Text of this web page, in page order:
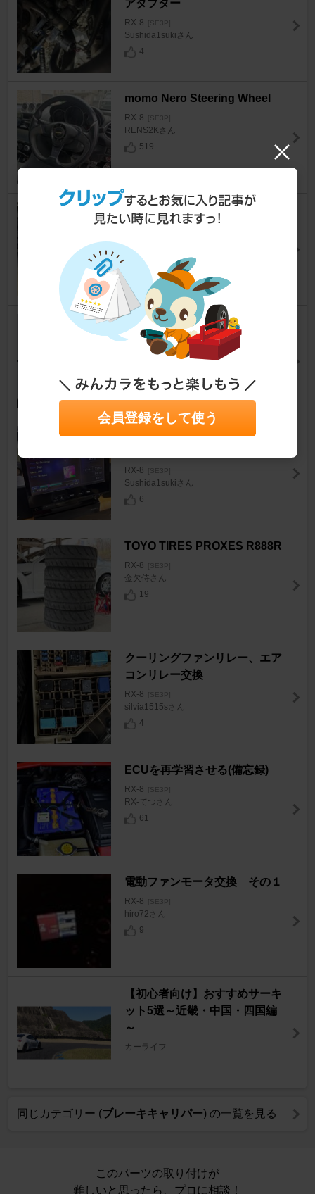
アダプター
RX-8 [SE3P]
Sushida1sukiさん
4
momo Nero Steering Wheel
RX-8 [SE3P]
RENS2Kさん
519
Odula / OVER DRIVE RS-spec
マフラ ー
RX-8
虎狼丸さん
マツダ(純正) ヘッドライトユニ
ット
[SE3P]
7
PIONEER / carrozzeria AVIC-V
RX-8 [SE3P]
Sushida1sukiさん
6
TOYO TIRES PROXES R888R
RX-8 [SE3P]
金欠侍さん
19
クーリングファンリレー、エア
コンリレー交換
RX-8 [SE3P]
silvia1515sさん
4
ECUを再学習させる(備忘録)
RX-8 [SE3P]
RX-てつさん
61
電動ファンモータ交換 その１
RX-8 [SE3P]
hiro72さん
9
【初心者向け】おすすめサーキ
ット5選～近畿・中国・四国編
～
カーライフ
同じカテゴリー (ブレーキキャリパー) の一覧を見る
このパーツの取り付けが
難しいと思ったら、プロに相談！
会員登録をして使う